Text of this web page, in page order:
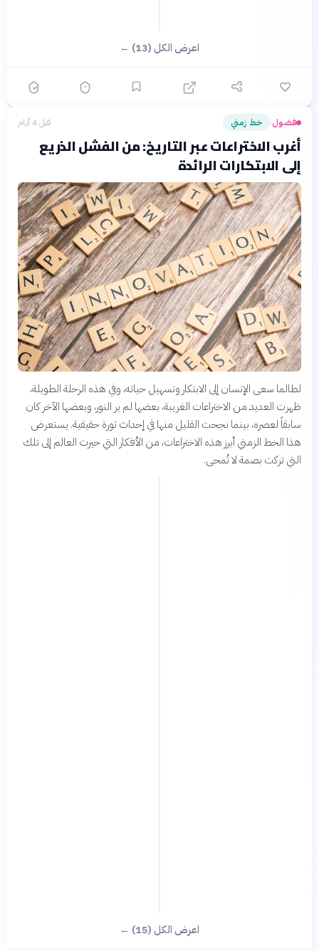
اعرض الكل (13) ←
فضول› خط زمني قبل 4 أيام
أغرب الاختراعات عبر التاريخ: من الفشل الذريع
إلى الابتكارات الرائدة
لطالما سعى الإنسان إلى الابتكار وتسهيل حياته، وفي هذه الرحلة الطويلة،
ظهرت العديد من الاختراعات الغريبة، بعضها لم ير النور، وبعضها الآخر كان
سابقاً لعصره، بينما نجحت القليل منها في إحداث ثورة حقيقية. يستعرض
هذا الخط الزمني أبرز هذه الاختراعات، من الأفكار التي حيرت العالم إلى تلك
التي تركت بصمة لا تُمحى.
اعرض الكل (15) ←